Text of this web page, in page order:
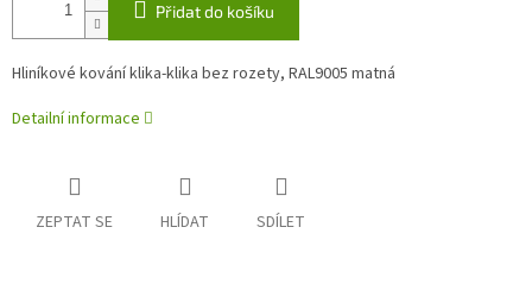
Přidat do košíku
Hliníkové kování klika-klika bez rozety, RAL9005 matná
Detailní informace
ZEPTAT SE HLÍDAT SDÍLET